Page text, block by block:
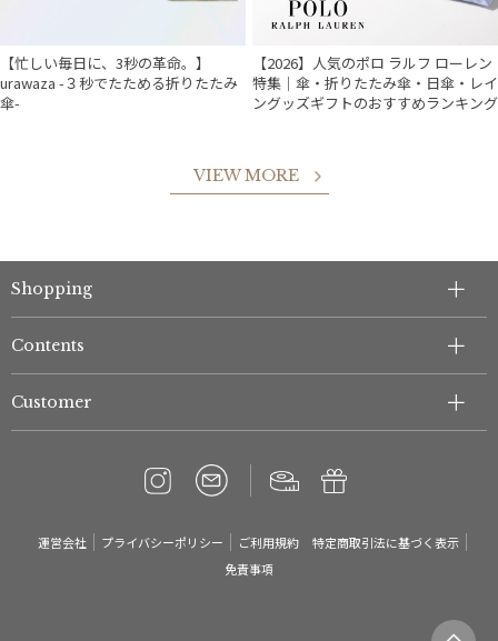
【忙しい毎日に、3秒の革命。】
urawaza -３秒でたためる折りたたみ
傘-
【2026】人気のポロ ラルフ ローレン
特集｜傘・折りたたみ傘・日傘・レイ
ングッズギフトのおすすめランキング
VIEW MORE
Shopping
Contents
Customer
運営会社 プライバシーポリシー ご利用規約
特定商取引法に基づく表示
免責事項